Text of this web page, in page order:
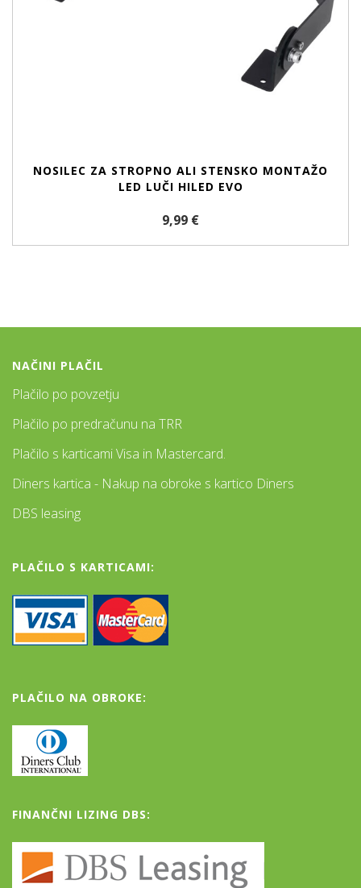
NOSILEC ZA STROPNO ALI STENSKO MONTAŽO
LED LUČI HILED EVO
9,99 €
NAČINI PLAČIL
Plačilo po povzetju
Plačilo po predračunu na TRR
Plačilo s karticami Visa in Mastercard.
Diners kartica - Nakup na obroke s kartico Diners
DBS leasing
PLAČILO S KARTICAMI:
PLAČILO NA OBROKE:
FINANČNI LIZING DBS: